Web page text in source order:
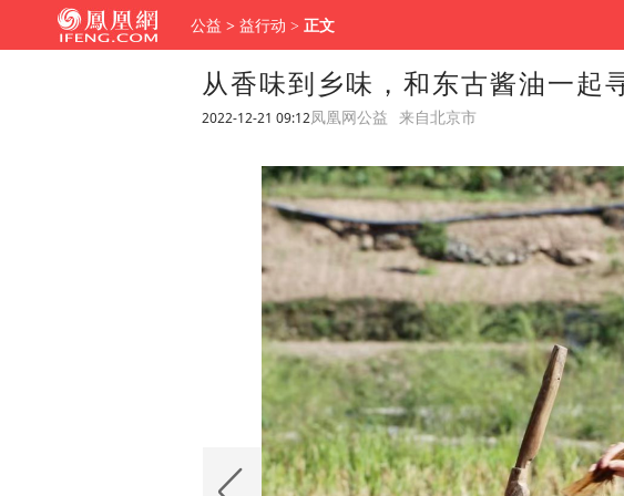
公益 > 益行动 > 正文
从香味到乡味，和东古酱油一起
2022-12-21 09:12凤凰网公益 来自北京市